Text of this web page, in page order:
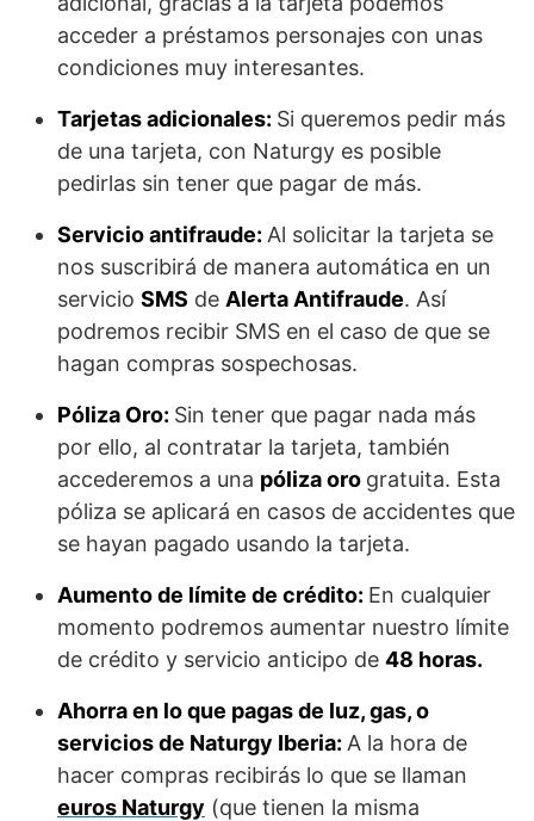
acceder a préstamos personajes con unas
condiciones muy interesantes.
Tarjetas adicionales: Si queremos pedir más
de una tarjeta, con Naturgy es posible
pedirlas sin tener que pagar de más.
Servicio antifraude: Al solicitar la tarjeta se
nos suscribirá de manera automática en un
servicio SMS de Alerta Antifraude. Así
podremos recibir SMS en el caso de que se
hagan compras sospechosas.
Póliza Oro: Sin tener que pagar nada más
por ello, al contratar la tarjeta, también
accederemos a una póliza oro gratuita. Esta
póliza se aplicará en casos de accidentes que
se hayan pagado usando la tarjeta.
Aumento de límite de crédito: En cualquier
momento podremos aumentar nuestro límite
de crédito y servicio anticipo de 48 horas.
Ahorra en lo que pagas de luz, gas, o
servicios de Naturgy Iberia: A la hora de
hacer compras recibirás lo que se llaman
euros Naturgy (que tienen la misma